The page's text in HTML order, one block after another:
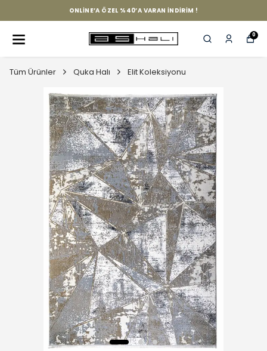
ONLINE’A ÖZEL %40’A VARAN İNDIRIM !
0
Tüm Ürünler Quka Halı Elit Koleksiyonu